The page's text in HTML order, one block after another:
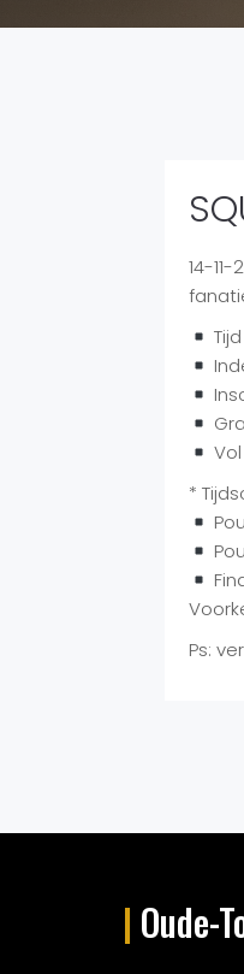
14-
*
Ps:
| Oude-